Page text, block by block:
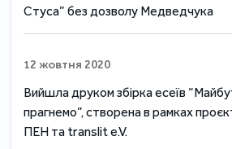
Стуса” без дозволу Медведчука
12 жовтня 2020
Вийшла друком збірка есеїв
прагнемо”, створена в рамках
ПЕН та translit e.V.